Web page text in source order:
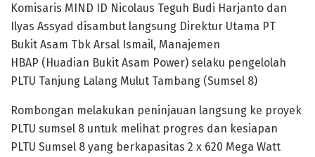
Komisaris MIND ID Nicolaus Teguh Budi Harjanto dan
Ilyas Assyad disambut langsung Direktur Utama PT
Bukit Asam Tbk Arsal Ismail, Manajemen
HBAP (Huadian Bukit Asam Power) selaku pengelolah
PLTU Tanjung Lalang Mulut Tambang (Sumsel 8)
Rombongan melakukan peninjauan langsung ke proyek
PLTU sumsel 8 untuk melihat progres dan kesiapan
PLTU Sumsel 8 yang berkapasitas 2 x 620 Mega Watt